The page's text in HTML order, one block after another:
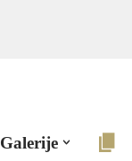
Galerije